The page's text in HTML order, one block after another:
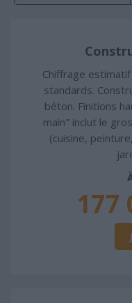
Chiffrage
standards.
béton. Finitions
main" inclut le
(cuisine,
177